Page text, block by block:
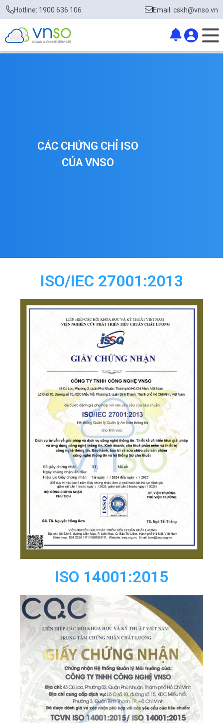
Hotline: 1900 636 106 Email: cskh@vnso.vn
CÁC CHỨNG CHỈ ISO
CỦA VNSO
ISO/IEC 27001:2013
ISO 14001:2015